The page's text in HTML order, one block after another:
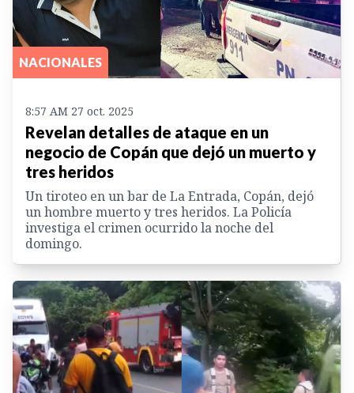
NACIONALES
8:57 AM 27 oct. 2025
Revelan detalles de ataque en un
negocio de Copán que dejó un muerto y
tres heridos
Un tiroteo en un bar de La Entrada, Copán, dejó
un hombre muerto y tres heridos. La Policía
investiga el crimen ocurrido la noche del
domingo.